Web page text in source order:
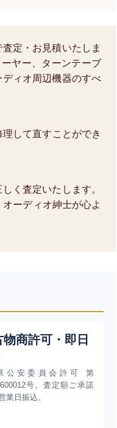
定・お見積いたしま
ヤー、ターンテーブ
ィオ周辺機器のすべ
して直すことができ
く査定いたします。
ーディオ紳士が心よ
商許可・即日
公安委員会許可 第
号。査定額ご承諾
業日振込。